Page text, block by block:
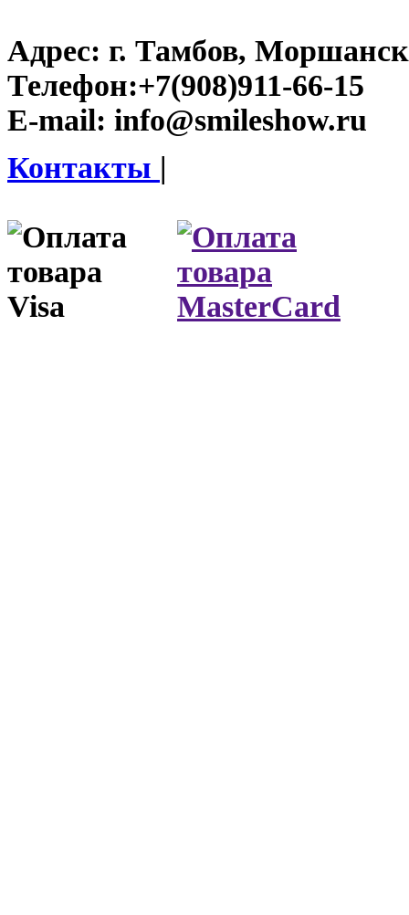
Адрес: г. Тамбов,
Телефон:+7(908)911-66-15
E-mail: info@smileshow.ru
Контакты |